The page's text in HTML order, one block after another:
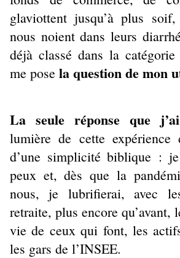
glaviottent jusqu’à plus
nous noient dans leurs
déjà classé dans la
me pose la question de mon
La seule réponse que
lumière de cette expérience
d’une simplicité biblique :
peux et, dès que la
nous, je lubrifierai, avec
retraite, plus encore qu’avant,
vie de ceux qui font, les
les gars de l’INSEE.